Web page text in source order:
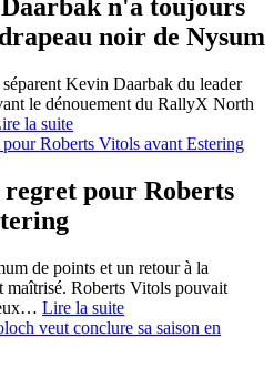
n'a toujours
noir de Nysum
Kevin Daarbak du leader
le dénouement du RallyX North
la suite
pour Roberts
de points et un retour à la
maîtrisé. Roberts Vitols pouvait
… Lire la suite